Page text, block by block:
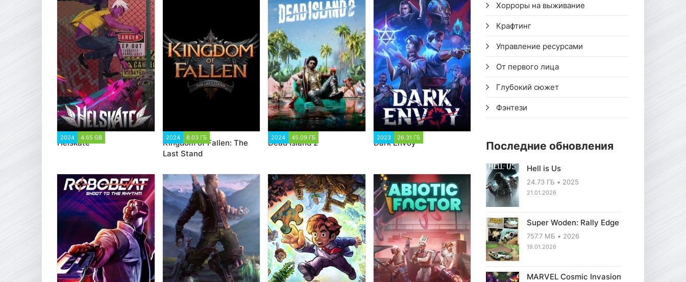
2024 4.65 GB
Helskate
2024 8.03 ГБ
Kingdom of Fallen: The
Last Stand
2024 45.09 ГБ
Dead Island 2
2023 26.31 ГБ
Dark Envoy
Хорроры на выживание
Крафтинг
Управление ресурсами
От первого лица
Глубокий сюжет
Фэнтези
Последние обновления
Hell is Us
24.73 ГБ 2025
21.01.2026
Super Woden: Rally Edge
757.7 МБ 2026
19.01.2026
MARVEL Cosmic Invasion